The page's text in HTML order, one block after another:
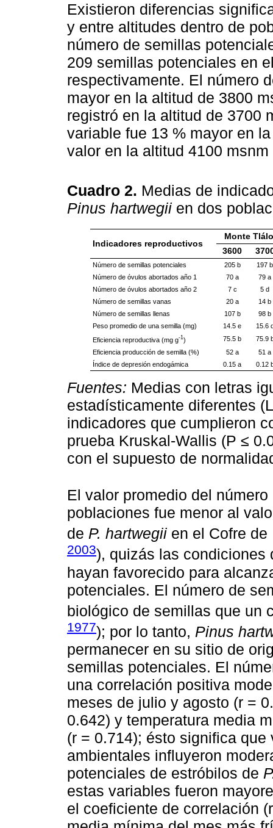
Existieron diferencias
y entre altitudes dentro de
número de semillas
209 semillas potenciales en
respectivamente. El número
mayor en la altitud de 3800
registró en la altitud de 3700
variable fue 13 % mayor en
valor en la altitud 4100 msnm
Cuadro 2. Medias de
Pinus hartwegii en dos
Indicadores reproductivos
Monte
3600
Número de semillas potenciales 205 b
197 b
Número de óvulos abortados año 1
70 a
79 a
Número de óvulos abortados año 2
7 c
5 d
Número de semillas vanas
20 a
14 b
Número de semillas llenas
107 b
98 b
Peso promedio de una semilla (mg)
14.5 e
15.6
Eficiencia reproductiva (mg g-1) 75.5 b
75.9
Eficiencia producción de semilla (%)
52 a
51 a
Índice de depresión endogámica
0.15 a 0.12
Fuentes: Medias con letras
estadísticamente diferentes
indicadores que cumplieron
prueba Kruskal-Wallis (P ≤
con el supuesto de
El valor promedio del
poblaciones fue menor al
de P. hartwegii en el Cofre de
2003), quizás las condiciones
hayan favorecido para
potenciales. El número de
biológico de semillas que un
1977); por lo tanto, Pinus
permanecer en su sitio de
semillas potenciales. El
una correlación positiva
meses de julio y agosto (r =
0.642) y temperatura media
(r = 0.714); ésto significa
ambientales influyeron
potenciales de estróbilos de
estas variables fueron
el coeficiente de correlación